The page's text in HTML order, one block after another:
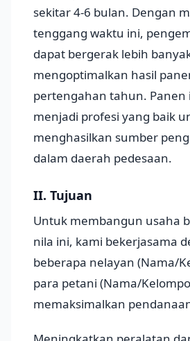
sekitar 4-6 bulan. Dengan
tenggang waktu ini,
dapat bergerak lebih
mengoptimalkan hasil
pertengahan tahun. Panen
menjadi profesi yang baik
menghasilkan sumber
dalam daerah pedesaan.
II. Tujuan
Untuk membangun usaha
nila ini, kami bekerjasama
beberapa nelayan (Nama/
para petani (Nama/
memaksimalkan